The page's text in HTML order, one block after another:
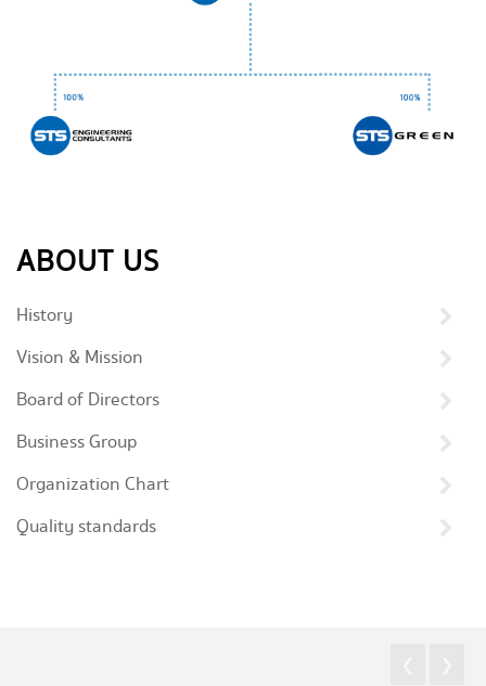
ABOUT US
History
Vision & Mission
Board of Directors
Business Group
Organization Chart
Quality standards